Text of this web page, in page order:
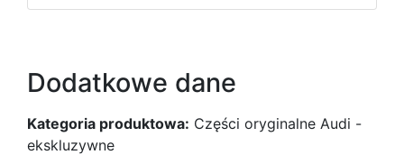
Dodatkowe dane
Kategoria produktowa: Części oryginalne Audi -
ekskluzywne